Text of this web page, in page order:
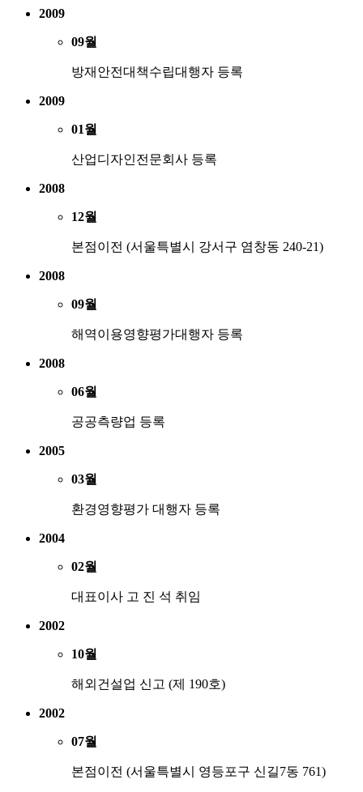
2009
09월
방재안전대책수립대행자 등록
2009
01월
산업디자인전문회사 등록
2008
12월
본점이전 (서울특별시 강서구 염창동 240-21)
2008
09월
해역이용영향평가대행자 등록
2008
06월
공공측량업 등록
2005
03월
환경영향평가 대행자 등록
2004
02월
대표이사 고 진 석 취임
2002
10월
해외건설업 신고 (제 190호)
2002
07월
본점이전 (서울특별시 영등포구 신길7동 761)